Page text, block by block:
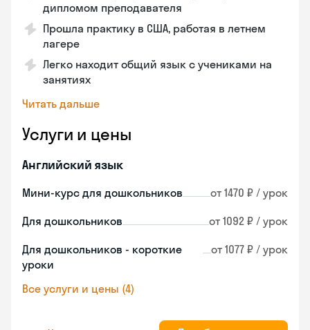
дипломом преподавателя
Прошла практику в США, работая в летнем
лагере
Легко находит общий язык с учениками на
занятиях
Читать дальше
Услуги и цены
Английский язык
Мини-курс для дошкольников от 1470 ₽ / урок
Для дошкольников от 1092 ₽ / урок
Для дошкольников - короткие
уроки
от 1077 ₽ / урок
Все услуги и цены (4)